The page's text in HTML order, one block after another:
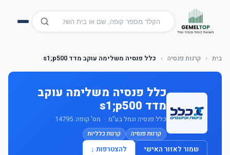
בית › קרנות פנסיה › כלל פנסיה משלימה עוקב מדד s1;p500
כלל פנסיה משלימה עוקב
מדד s1;p500
כלל פנסיה וגמל בע"מ · מס' קופה: 14795
קרנות פנסיה קרנות כלליות
שמור לאזור האישי להצטרפות ↓